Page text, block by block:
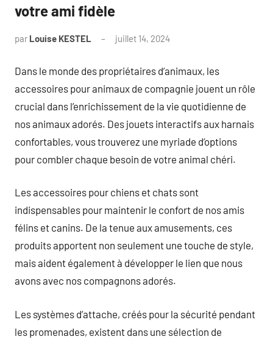
votre ami fidèle
par Louise KESTEL juillet 14, 2024
Dans le monde des propriétaires d’animaux, les
accessoires pour animaux de compagnie jouent un rôle
crucial dans l’enrichissement de la vie quotidienne de
nos animaux adorés. Des jouets interactifs aux harnais
confortables, vous trouverez une myriade d’options
pour combler chaque besoin de votre animal chéri.
Les accessoires pour chiens et chats sont
indispensables pour maintenir le confort de nos amis
félins et canins. De la tenue aux amusements, ces
produits apportent non seulement une touche de style,
mais aident également à développer le lien que nous
avons avec nos compagnons adorés.
Les systèmes d’attache, créés pour la sécurité pendant
les promenades, existent dans une sélection de